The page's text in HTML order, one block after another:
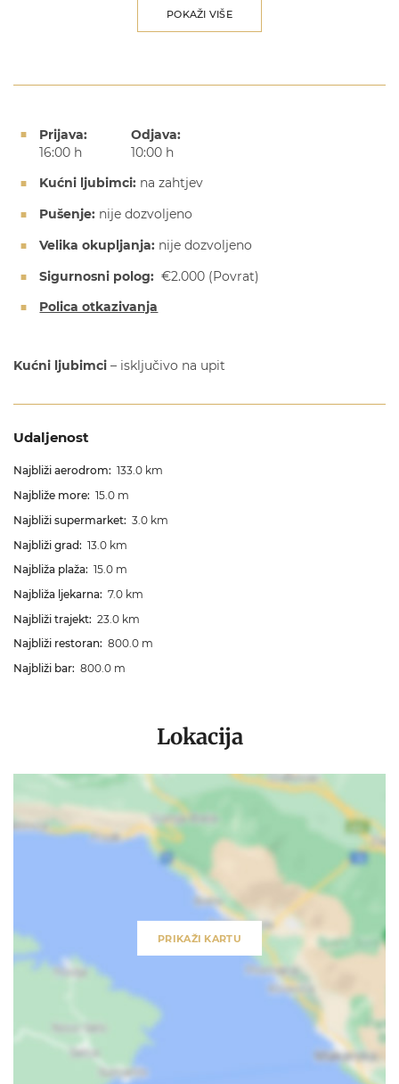
POKAŽI VIŠE
Prijava:
16:00 h
Odjava:
10:00 h
Kućni ljubimci: na zahtjev
Pušenje: nije dozvoljeno
Velika okupljanja: nije dozvoljeno
Sigurnosni polog: €2.000 (Povrat)
Polica otkazivanja
Kućni ljubimci– isključivo na upit
Udaljenost
Najbliži aerodrom: 133.0 km
Najbliže more: 15.0 m
Najbliži supermarket: 3.0 km
Najbliži grad: 13.0 km
Najbliža plaža: 15.0 m
Najbliža ljekarna: 7.0 km
Najbliži trajekt: 23.0 km
Najbliži restoran: 800.0 m
Najbliži bar: 800.0 m
Lokacija
PRIKAŽI KARTU